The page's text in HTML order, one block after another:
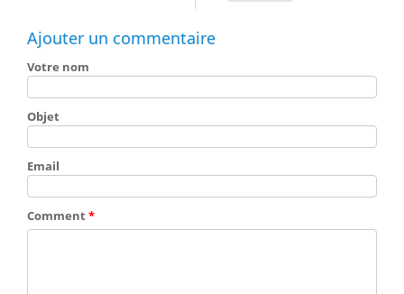
Ajouter un commentaire
Votre nom
Objet
Email
Comment*